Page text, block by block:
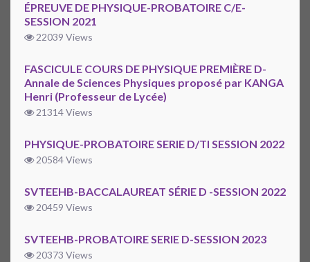
ÉPREUVE DE PHYSIQUE-PROBATOIRE C/E-
SESSION 2021
22039 Views
FASCICULE COURS DE PHYSIQUE PREMIÈRE D-
Annale de Sciences Physiques proposé par KANGA
Henri (Professeur de Lycée)
21314 Views
PHYSIQUE-PROBATOIRE SERIE D/TI SESSION 2022
20584 Views
SVTEEHB-BACCALAUREAT SÉRIE D -SESSION 2022
20459 Views
SVTEEHB-PROBATOIRE SERIE D-SESSION 2023
20373 Views